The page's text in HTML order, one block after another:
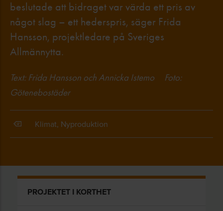
beslutade att bidraget var värda ett pris av
något slag – ett hederspris, säger Frida
Hansson, projektledare på Sveriges
Allmännytta.
Text: Frida Hansson och Annicka Istemo Foto:
Götenebostäder
Klimat, Nyproduktion
PROJEKTET I KORTHET